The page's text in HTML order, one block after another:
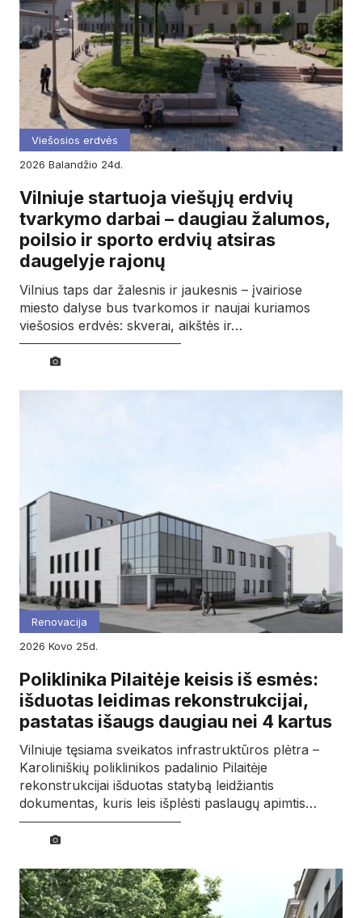
Viešosios erdvės
2026
balandžio 24d.
Vilniuje startuoja viešųjų erdvių
tvarkymo darbai – daugiau žalumos,
poilsio ir sporto erdvių atsiras
daugelyje rajonų
Vilnius taps dar žalesnis ir jaukesnis – įvairiose
miesto dalyse bus tvarkomos ir naujai kuriamos
viešosios erdvės: skverai, aikštės ir…
Renovacija
2026
kovo 25d.
Poliklinika Pilaitėje keisis iš esmės:
išduotas leidimas rekonstrukcijai,
pastatas išaugs daugiau nei 4 kartus
Vilniuje tęsiama sveikatos infrastruktūros plėtra –
Karoliniškių poliklinikos padalinio Pilaitėje
rekonstrukcijai išduotas statybą leidžiantis
dokumentas, kuris leis išplėsti paslaugų apimtis…